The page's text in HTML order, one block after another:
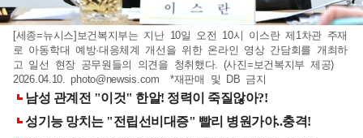
[세종=뉴시스]보건복지부는 지난 10일 오전 10시 이스란 제1차관 주재
로 아동학대 예방·대응체계 개선을 위한 온라인 영상 간담회를 개최하
고 일선 현장 공무원들의 의견을 청취했다. (사진=보건복지부 제공)
2026.04.10.photo@newsis.com *재판매 및 DB 금지